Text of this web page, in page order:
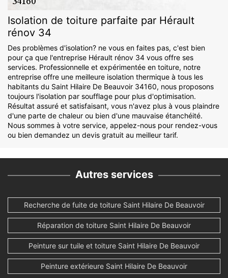
Isolation de toiture parfaite par Hérault
rénov 34
Des problèmes d'isolation? ne vous en faites pas, c'est bien
pour ça que l'entreprise Hérault rénov 34 vous offre ses
services. Professionnelle et expérimentée en toiture, notre
entreprise offre une meilleure isolation thermique à tous les
habitants du Saint Hilaire De Beauvoir 34160, nous proposons
toujours l'isolation par soufflage pour plus d'optimisation.
Résultat assuré et satisfaisant, vous n'avez plus à vous plaindre
d'une parte de chaleur ou bien d'une mauvaise étanchéité.
Nous sommes à votre service, appelez-nous pour rendez-vous
ou bien demandez un devis gratuit au meilleur tarif.
Autres services
Recherche de fuite de toiture Saint Hilaire De Beauvoir
Réparation de toiture Saint Hilaire De Beauvoir
Peinture sur tuile et toiture Saint Hilaire De Beauvoir
Peinture extérieure Saint Hilaire De Beauvoir